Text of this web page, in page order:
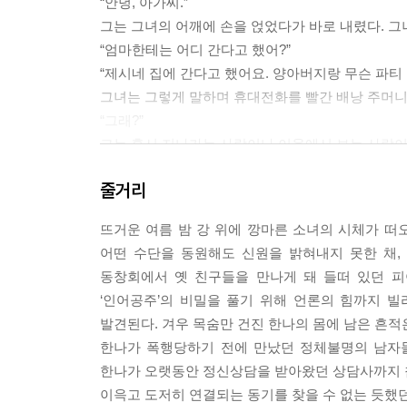
그는 그녀의 어깨에 손을 얹었다가 바로 내렸다.
“엄마한테는 어디 간다고 했어?”
“제시네 집에 간다고 했어요. 양아버지랑 무슨 파
그녀는 그렇게 말하며 휴대전화를 빨간 배낭 주머
그는 혹시 지나가는 사람이나 이웃에서 보는 사람
--- pp.6~7
피아는 감식반 직원들이 지나가도록 한 걸음 옆으
“이건 뭐 종잇장처럼 가볍군. 뼈하고 가죽만 있는
직원 하나가 말했다. 피아는 시체 옆에 쭈그리고
로 말려 올라가 허리께 뭉쳐 있었다. 조명이 아주
는 게 분명히 보였다.
“헤닝, 이거 멍 자국 아니야?”
피아가 소녀의 배와 허벅지를 가리키며 물었다.
“음, 그런 것 같은데.”
줄거리
뜨거운 여름 밤 강 위에 깡마른 소녀의 시체가
어떤 수단을 동원해도 신원을 밝혀내지 못한 채
동창회에서 옛 친구들을 만나게 돼 들떠 있던
‘인어공주’의 비밀을 풀기 위해 언론의 힘까지
발견된다. 겨우 목숨만 건진 한나의 몸에 남은 흔
한나가 폭행당하기 전에 만났던 정체불명의 남
한나가 오랫동안 정신상담을 받아왔던 상담사까
이윽고 도저히 연결되는 동기를 찾을 수 없는 듯